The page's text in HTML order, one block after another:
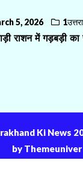
5, 2026
राशन में गड़बड़ी
Ki News
by Themeuniver